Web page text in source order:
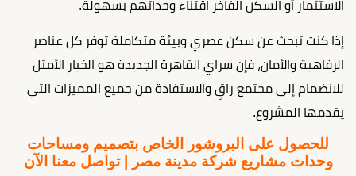
الاستثمار أو السكن الفاخر اقتناء وحداتهم بسهولة.
إذا كنت تبحث عن سكن عصري وبيئة متكاملة توفر كل عناصر
الرفاهية والأمان، فإن سراي القاهرة الجديدة هو الخيار الأمثل
للانضمام إلى مجتمع راقٍ والاستفادة من جميع المميزات التي
يقدمها المشروع.
للحصول على البروشور الخاص بتصميم ومساحات
وحدات مشاريع شركة مدينة مصر | تواصل معنا الآن